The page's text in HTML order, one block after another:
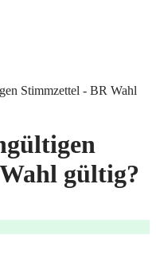
Stimmzettel - BR Wahl
gültig?